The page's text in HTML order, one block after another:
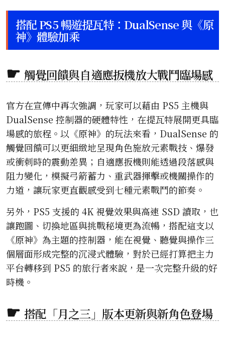
搭配 PS5 暢遊提瓦特：DualSense 與《原
神》體驗加乘
觸覺回饋與自適應扳機放大戰鬥臨場感
官方在宣傳中再次強調，玩家可以藉由 PS5 主機與
DualSense 控制器的硬體特性，在提瓦特展開更具臨
場感的旅程。以《原神》的玩法來看，DualSense 的
觸覺回饋可以更細緻地呈現角色施放元素戰技、爆發
或衝刺時的震動差異；自適應扳機則能透過段落感與
阻力變化，模擬弓箭蓄力、重武器揮擊或機關操作的
力道，讓玩家更直觀感受到七種元素戰鬥的節奏。
另外，PS5 支援的 4K 視覺效果與高速 SSD 讀取，也
讓跑圖、切換地區與挑戰秘境更為流暢，搭配這支以
《原神》為主題的控制器，能在視覺、聽覺與操作三
個層面形成完整的沉浸式體驗，對於已經打算把主力
平台轉移到 PS5 的旅行者來說，是一次完整升級的好
時機。
搭配「月之三」版本更新與新角色登場